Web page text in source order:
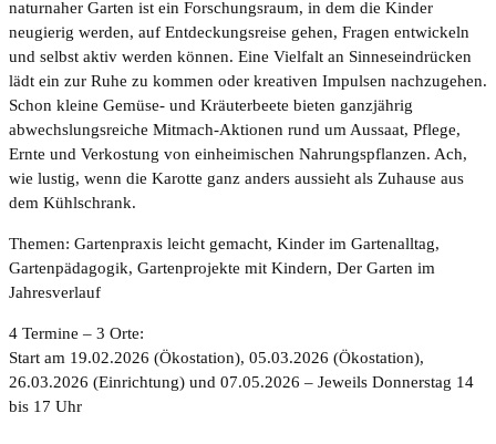
naturnaher Garten ist ein Forschungsraum, in dem die Kinder
neugierig werden, auf Entdeckungsreise gehen, Fragen entwickeln
und selbst aktiv werden können. Eine Vielfalt an Sinneseindrücken
lädt ein zur Ruhe zu kommen oder kreativen Impulsen nachzugehen.
Schon kleine Gemüse- und Kräuterbeete bieten ganzjährig
abwechslungsreiche Mitmach-Aktionen rund um Aussaat, Pflege,
Ernte und Verkostung von einheimischen Nahrungspflanzen. Ach,
wie lustig, wenn die Karotte ganz anders aussieht als Zuhause aus
dem Kühlschrank.
Themen: Gartenpraxis leicht gemacht, Kinder im Gartenalltag,
Gartenpädagogik, Gartenprojekte mit Kindern, Der Garten im
Jahresverlauf
4 Termine – 3 Orte:
Start am 19.02.2026 (Ökostation), 05.03.2026 (Ökostation),
26.03.2026 (Einrichtung) und 07.05.2026 – Jeweils Donnerstag 14
bis 17 Uhr